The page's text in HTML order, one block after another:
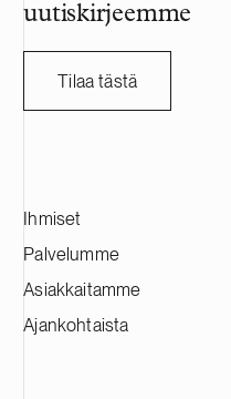
uutiskirjeemme
Tilaa tästä
Ihmiset
Palvelumme
Asiakkaitamme
Ajankohtaista